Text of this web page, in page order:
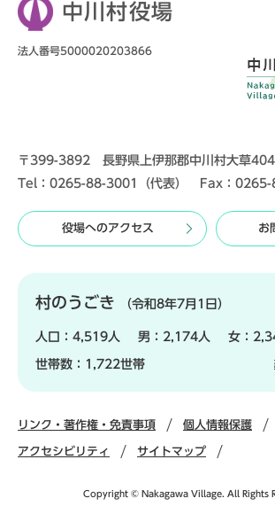
中川村役場
法人番号5000020203866
〒399-3892 長野県上伊那郡中川村大草
Tel：0265-88-3001（代表） Fax：0265-
役場へのアクセス お
村のうごき （令和8年7月1日）
人口： 4,519人 男： 2,174人 女：
世帯数： 1,722世帯
リンク・著作権・免責事項 個人情報保護
アクセシビリティ サイトマップ
Copyright © Nakagawa Village. All Rights